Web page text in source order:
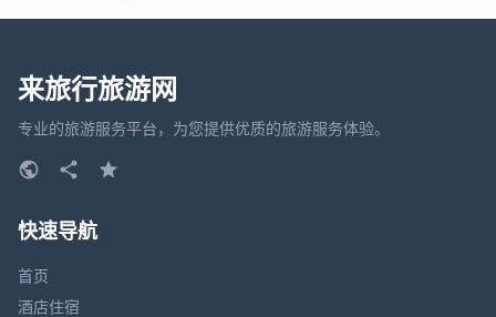
来旅行旅游网
专业的旅游服务平台，为您提供优质的旅游服务体验。
快速导航
首页
酒店住宿